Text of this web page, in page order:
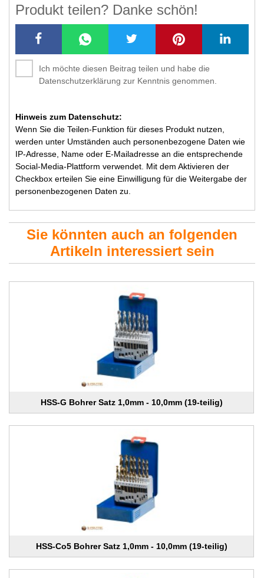
Produkt teilen? Danke schön!
Ich möchte diesen Beitrag teilen und habe die
Datenschutzerklärung zur Kenntnis genommen.
Hinweis zum Datenschutz:
Wenn Sie die Teilen-Funktion für dieses Produkt nutzen,
werden unter Umständen auch personenbezogene Daten wie
IP-Adresse, Name oder E-Mailadresse an die entsprechende
Social-Media-Plattform verwendet. Mit dem Aktivieren der
Checkbox erteilen Sie eine Einwilligung für die Weitergabe der
personenbezogenen Daten zu.
Sie könnten auch an folgenden
Artikeln interessiert sein
HSS-G Bohrer Satz 1,0mm - 10,0mm (19-teilig)
HSS-Co5 Bohrer Satz 1,0mm - 10,0mm (19-teilig)